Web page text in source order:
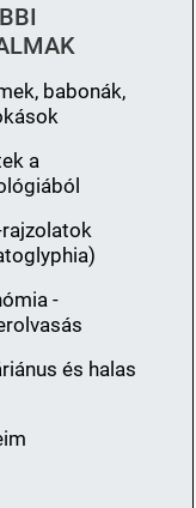
babonák,
a
-
és halas